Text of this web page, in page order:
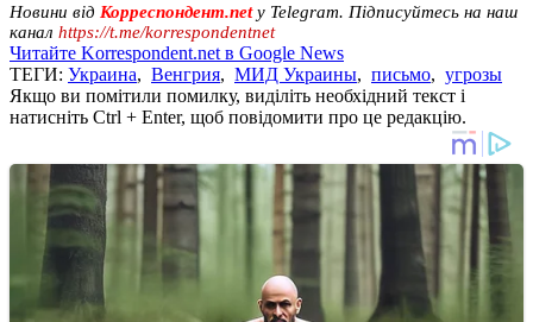
Новини від Корреспондент.netу Telegram. Підписуйтесь на наш
канал https://t.me/korrespondentnet
Читайте Korrespondent.net в Google News
ТЕГИ: Украина, Венгрия, МИД Украины, письмо, угрозы
Якщо ви помітили помилку, виділіть необхідний текст і
натисніть Ctrl + Enter, щоб повідомити про це редакцію.